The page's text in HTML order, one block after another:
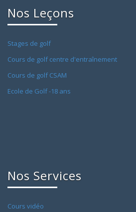
Nos Leçons
Stages de golf
Cours de golf centre d'entraînement
Cours de golf CSAM
Ecole de Golf -18 ans
Nos Services
Cours vidéo